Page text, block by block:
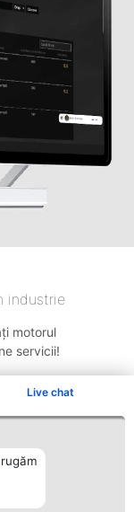
Live chat
industrie
motorul
servicii!